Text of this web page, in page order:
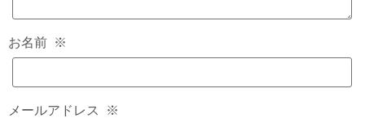
お名前 ※
メールアドレス ※